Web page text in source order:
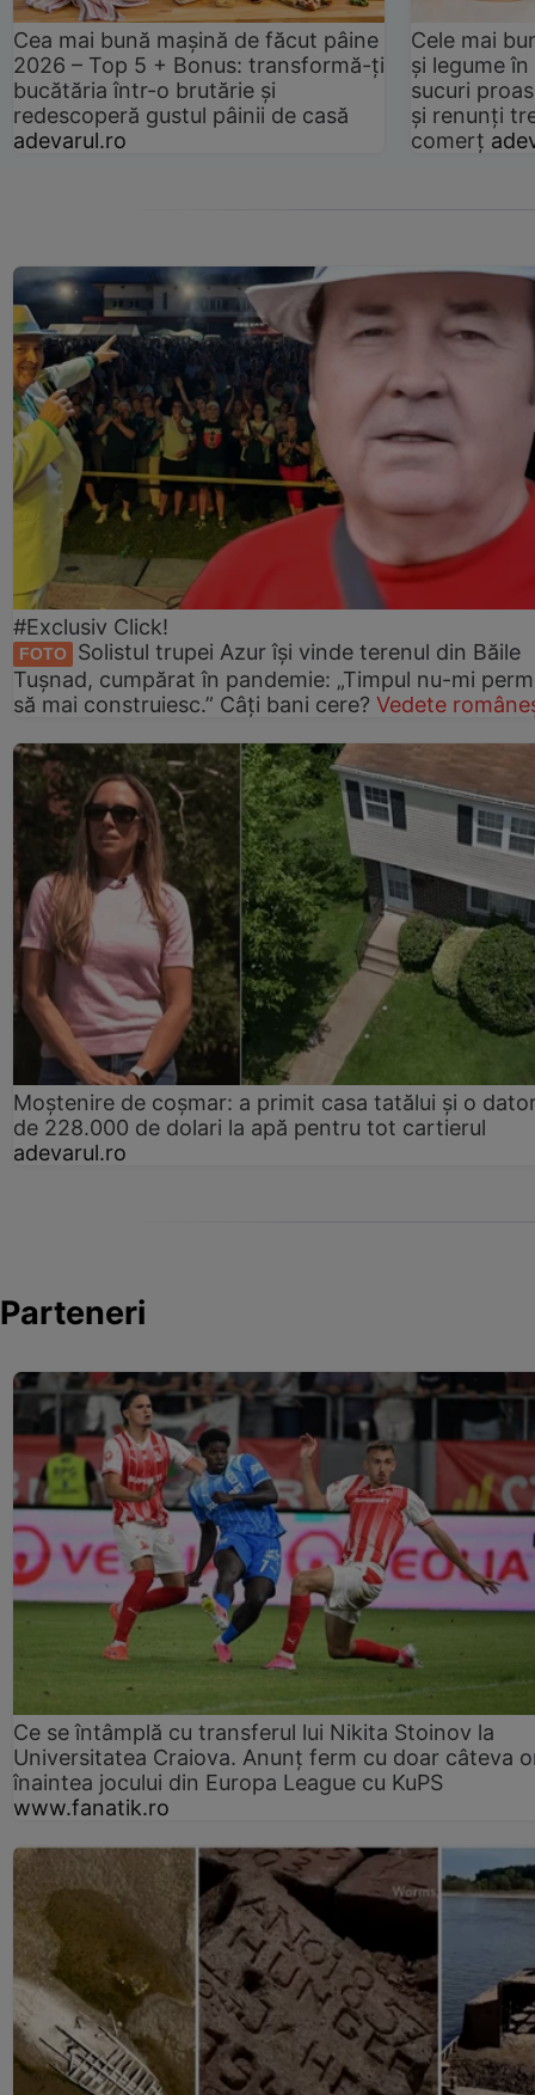
Cea mai bună mașină de făcut pâine
2026 – Top 5 + Bonus: transformă-ți
bucătăria într-o brutărie și
redescoperă gustul pâinii de casă
adevarul.ro
Cele mai
și legume
sucuri
și renunți
comerț
#Exclusiv Click!
FOTO
Solistul trupei Azur își vinde terenul din Băile
Tușnad, cumpărat în pandemie: „Timpul nu-mi
să mai construiesc.” Câți bani cere? Vedete
Moștenire de coșmar: a primit casa tatălui și o
de 228.000 de dolari la apă pentru tot cartierul
adevarul.ro
Parteneri
Ce se întâmplă cu transferul lui Nikita Stoinov la
Universitatea Craiova. Anunț ferm cu doar câteva
înaintea jocului din Europa League cu KuPS
www.fanatik.ro